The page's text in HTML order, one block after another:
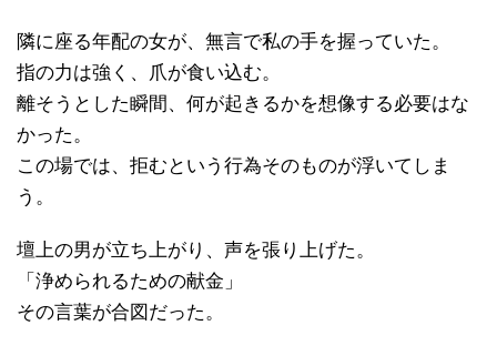
隣に座る年配の女が、無言で私の手を握っていた。
指の力は強く、爪が食い込む。
離そうとした瞬間、何が起きるかを想像する必要はな
かった。
この場では、拒むという行為そのものが浮いてしま
う。
壇上の男が立ち上がり、声を張り上げた。
「浄められるための献金」
その言葉が合図だった。